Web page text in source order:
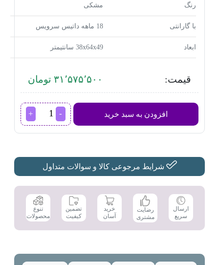
رنگ مشکی
با گارانتی 18 ماهه داتیس سرویس
ابعاد 38x64x49 سانتیمتر
قیمت: ۳۱٬۵۷۵٬۵۰۰ تومان
افزودن به سبد خرید
آون
توستر
700
عدد
شرایط مرجوعی کالا و سوالات متداول
ارسال
سریع
رضایت
مشتری
خرید
آسان
تضمین
کیفیت
تنوع
محصولات